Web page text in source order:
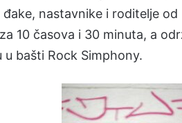
đake, nastavnike i roditelje
10 časova i 30 minuta, a
bašti Rock Simphony.